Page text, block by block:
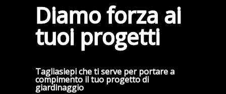
Diamo forza ai
tuoi progetti
Tagliasiepi che ti serve per portare a
compimento il tuo progetto di
giardinaggio